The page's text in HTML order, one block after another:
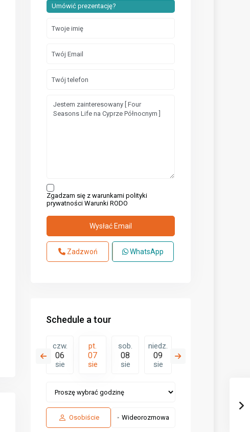
Umówić prezentację?
Zgadzam się z warunkami polityki
prywatnościWarunki RODO
Zadzwoń WhatsApp
Schedule a tour
czw.
06
sie
pt.
07
sie
sob.
08
sie
niedz.
09
sie
Osobiście Wideorozmowa